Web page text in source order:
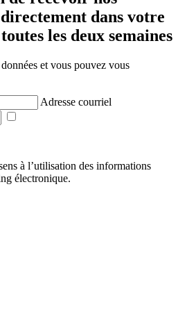
dans votre
les deux semaines
et vous pouvez vous
Adresse courriel
à l’utilisation des informations
électronique.